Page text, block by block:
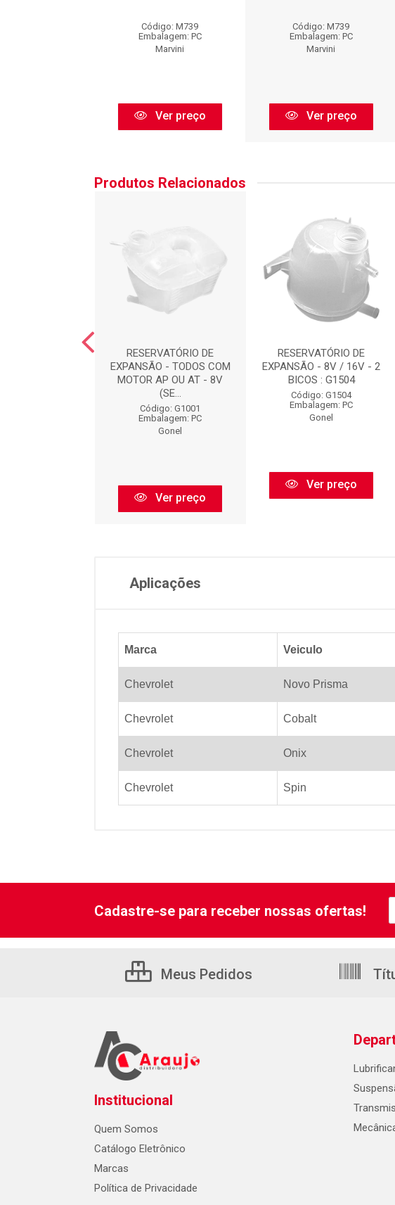
Código: M739
Embalagem: PC
Marvini
Ver preço
Código: M739
Embalagem: PC
Marvini
Ver preço
Produtos Relacionados
RESERVATÓRIO DE
EXPANSÃO - TODOS COM
MOTOR AP OU AT - 8V
(SE...
Código: G1001
Embalagem: PC
Gonel
Ver preço
RESERVATÓRIO DE
EXPANSÃO - 8V / 16V - 2
BICOS : G1504
Código: G1504
Embalagem: PC
Gonel
Ver preço
Aplicações
Marca Veiculo
Chevrolet Novo Prisma
Chevrolet Cobalt
Chevrolet Onix
Chevrolet Spin
Cadastre-se para receber nossas ofertas!
Meus Pedidos
Institucional
Quem Somos
Catálogo Eletrônico
Marcas
Política de Privacidade